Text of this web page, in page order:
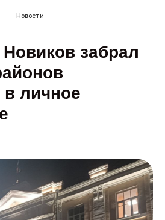
Новости
забрал
личное